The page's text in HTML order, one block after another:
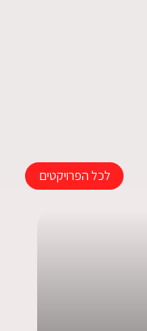
לכל הפרויקטים